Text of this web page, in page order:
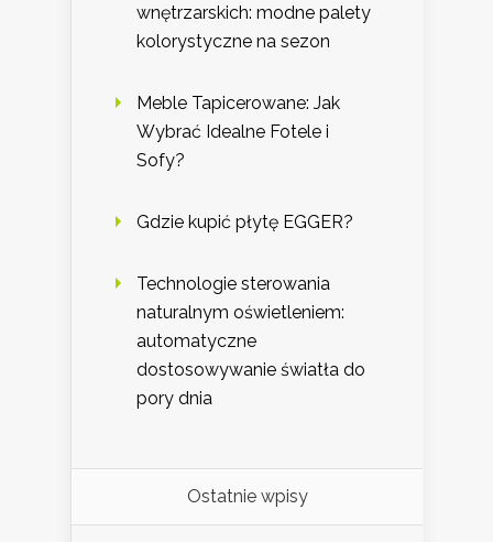
wnętrzarskich: modne palety
kolorystyczne na sezon
Meble Tapicerowane: Jak
Wybrać Idealne Fotele i
Sofy?
Gdzie kupić płytę EGGER?
Technologie sterowania
naturalnym oświetleniem:
automatyczne
dostosowywanie światła do
pory dnia
Ostatnie wpisy